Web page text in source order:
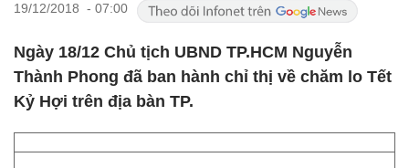
19/12/2018 - 07:00
Ngày 18/12 Chủ tịch UBND TP.HCM Nguyễn
Thành Phong đã ban hành chỉ thị về chăm lo Tết
Kỷ Hợi trên địa bàn TP.